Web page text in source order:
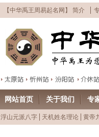
【中华禹王周易起名网】 简介
网站首页 关于我们 专
浮山元派八字 天机姓名理论 黄帝